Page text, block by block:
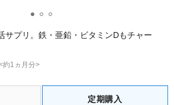
/ 新規会員登録
サプリ。鉄・亜鉛・ビタミンDもチャー
1ヵ月分>
定期購入